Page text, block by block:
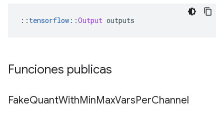
:: tensorflow ::Output outputs
Funciones publicas
FakeQuantWithMinMaxVarsPerChannel